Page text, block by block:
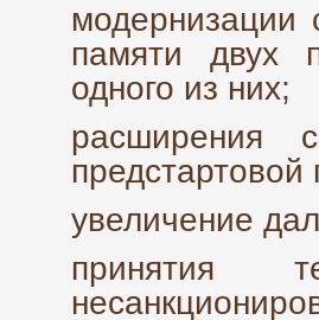
модернизации
памяти двух
одного из них;
расширения
предстартовой
увеличение
принятия